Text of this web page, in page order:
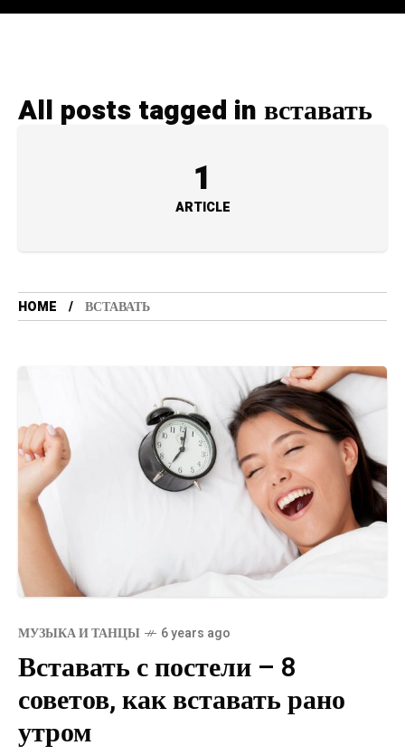
All posts tagged in вставать
1
ARTICLE
HOME ВСТАВАТЬ
МУЗЫКА И ТАНЦЫ 6 years ago
Вставать с постели – 8
советов, как вставать рано
утром